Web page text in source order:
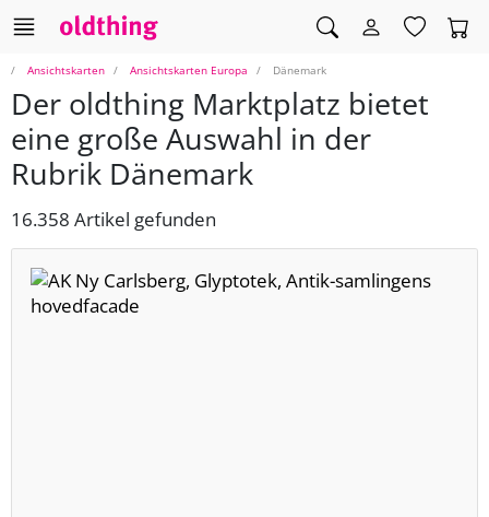
Ansichtskarten Ansichtskarten Europa Dänemark
Der oldthing Marktplatz bietet
eine große Auswahl in der
Rubrik Dänemark
16.358 Artikel gefunden